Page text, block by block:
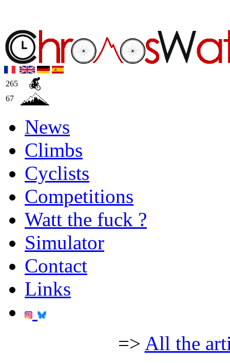
265
67
News
Climbs
Cyclists
Competitions
Watt the fuck ?
Simulator
Contact
Links
=> All the